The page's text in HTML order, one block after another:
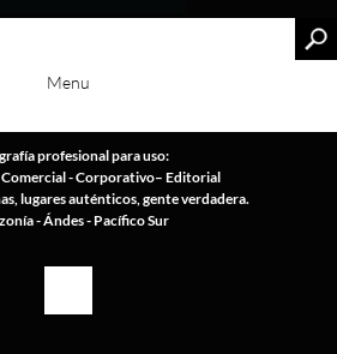
Menu
profesional para uso:
- Corporativo– Editorial
lugares auténticos, gente verdadera.
- Ándes - Pacífico Sur